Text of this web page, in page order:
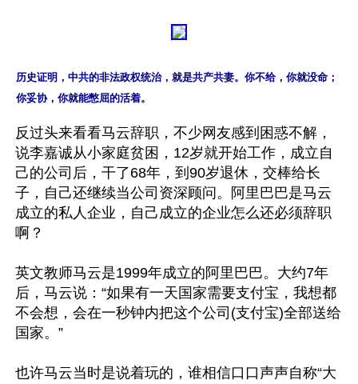
历史证明，中共的非法政权统治，就是共产共妻。你不给，你就没命；
你妥协，你就能憋屈的活着。
反过头来看看马云辞职，不少网友感到困惑不解，
说李嘉诚从小家庭贫困，12岁就开始工作，成立自
己的公司后，干了68年，到90岁退休，交棒给长
子，自己还继续当公司资深顾问。阿里巴巴是马云
成立的私人企业，自己成立的企业怎么还必须辞职
啊？
英文教师马云是1999年成立的阿里巴巴。大约7年
后，马云说：“如果有一天国家需要支付宝，我想都
不会想，会在一秒钟内把这个公司(支付宝)全部送给
国家。”
也许马云当时是说着玩的，谁相信口口声声自称“大